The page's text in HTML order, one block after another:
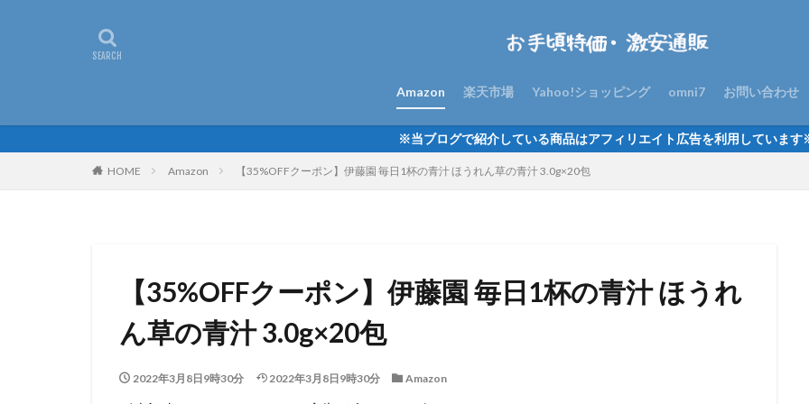
Amazon 楽天市場 Yahoo!ショッピング omni7 お問い合わせ
※当ブログで紹介している商品はアフィリエイト広告を利用していま
HOME Amazon 【35%OFFクーポン】伊藤園 毎日1杯の青汁 ほうれん草の青汁 3.0g×20包
【35%OFFクーポン】伊藤園 毎日1杯の青汁 ほうれ
ん草の青汁 3.0g×20包
2022年3月8日9時30分 2022年3月8日9時30分 Amazon